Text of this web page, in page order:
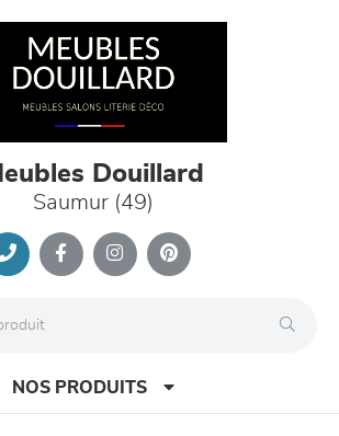
Douillard
Saumur (49)
NOS PRODUITS